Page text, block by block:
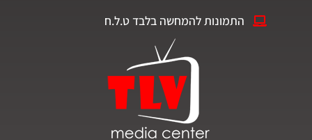
התמונות להמחשה בלבד ט.ל.ח